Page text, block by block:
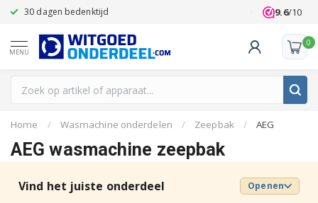
30 dagen bedenktijd Klanten
9.6/10
MENU
0
Home / Wasmachine onderdelen / Zeepbak / AEG
AEG wasmachine zeepbak
Vind het juiste onderdeel Openen